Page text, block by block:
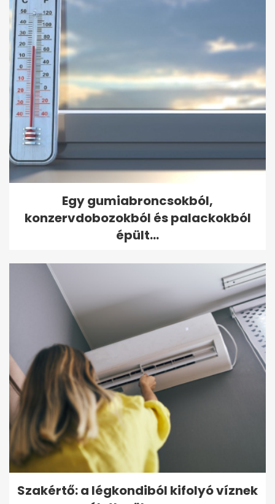
Egy gumiabroncsokból,
konzervdobozokból és palackokból
épült...
Szakértő: a légkondiból kifolyó víznek